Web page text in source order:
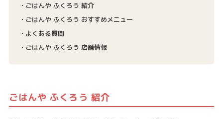
ごはんや ふくろう 紹介
ごはんや ふくろう おすすめメニュー
よくある質問
ごはんや ふくろう 店舗情報
ごはんや ふくろう 紹介